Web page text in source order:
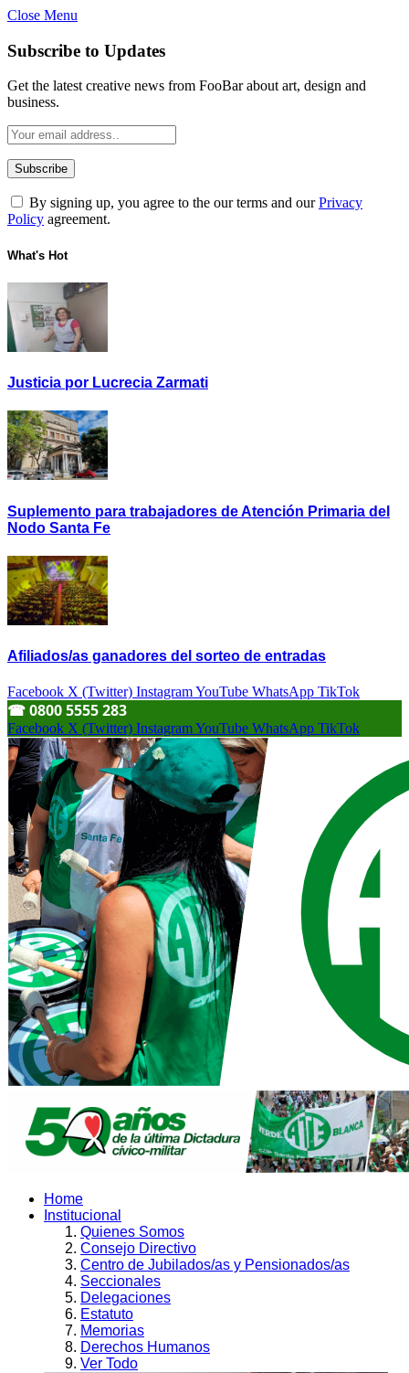
Close Menu
Subscribe to Updates
Get the latest creative news from FooBar about art, design and
business.
By signing up, you agree to the our terms and ourPrivacy
Policy agreement.
What's Hot
Justicia por Lucrecia Zarmati
Suplemento para trabajadores de Atención Primaria del
Nodo Santa Fe
Afiliados/as ganadores del sorteo de entradas
Facebook X (Twitter) InstagramYouTube WhatsApp TikTok
☎︎ 0800 5555 283
Facebook X (Twitter) InstagramYouTube WhatsApp TikTok
Home
Institucional
Quienes Somos
Consejo Directivo
Centro de Jubilados/as y Pensionados/as
Seccionales
Delegaciones
Estatuto
Memorias
Derechos Humanos
Ver Todo